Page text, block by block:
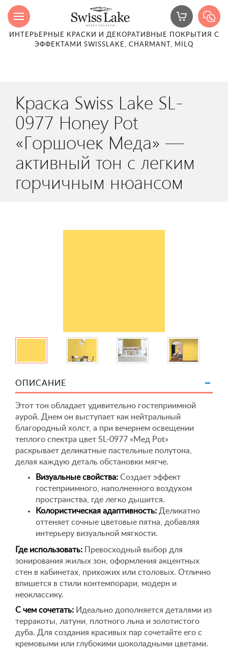
ИНТЕРЬЕРНЫЕ КРАСКИ И ДЕКОРАТИВНЫЕ ПОКРЫТИЯ С
ЭФФЕКТАМИ SWISSLAKE, CHARMANT, MILQ
Краска Swiss Lake SL-
0977 Honey Pot
«Горшочек Меда» —
активный тон с легким
горчичным нюансом
ОПИСАНИЕ
Этот тон обладает удивительно гостеприимной
аурой. Днем он выступает как нейтральный
благородный холст, а при вечернем освещении
теплого спектра цвет SL-0977 «Мед Pot»
раскрывает деликатные пастельные полутона,
делая каждую деталь обстановки мягче.
Визуальные свойства: Создает эффект
гостеприимного, наполненного воздухом
пространства, где легко дышится.
Колористическая адаптивность: Деликатно
оттеняет сочные цветовые пятна, добавляя
интерьеру визуальной мягкости.
Где использовать: Превосходный выбор для
зонирования жилых зон, оформления акцентных
стен в кабинетах, прихожих или столовых. Отлично
впишется в стили контемпорари, модерн и
неоклассику.
С чем сочетать: Идеально дополняется деталями из
терракоты, латуни, плотного льна и золотистого
дуба. Для создания красивых пар сочетайте его с
кремовыми или глубокими шоколадными цветами.